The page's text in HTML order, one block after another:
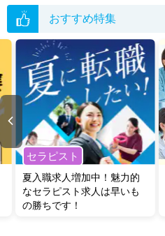
おすすめ特集
セラピスト
夏入職求人増加中！魅力的
なセラピスト求人は早いも
の勝ちです！